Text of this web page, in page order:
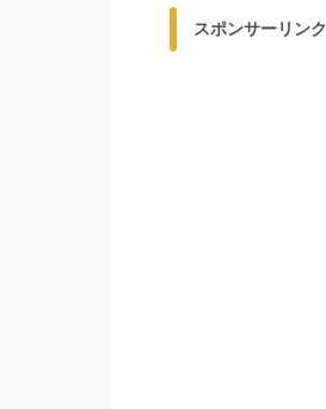
スポンサーリンク